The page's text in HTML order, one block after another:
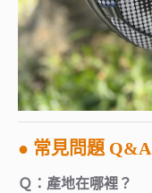
● 常見問題 Q&A
Ｑ：產地在哪裡？